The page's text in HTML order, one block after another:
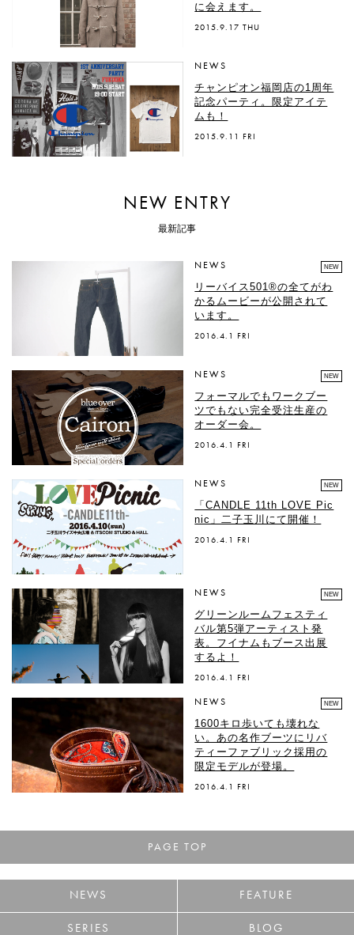
に会えます。
2015.9.17 THU
NEWS
チャンピオン福岡店の1周年
記念パーティ。限定アイテ
ムも！
2015.9.11 FRI
NEW ENTRY
最新記事
NEWS NEW
リーバイス501®の全てがわ
かるムービーが公開されて
います。
2016.4.1 FRI
NEWS NEW
フォーマルでもワークブー
ツでもない完全受注生産の
オーダー会。
2016.4.1 FRI
NEWS NEW
「CANDLE 11th LOVE Pic
nic」二子玉川にて開催！
2016.4.1 FRI
NEWS NEW
グリーンルームフェスティ
バル第5弾アーティスト発
表。フイナムもブース出展
するよ！
2016.4.1 FRI
NEWS NEW
1600キロ歩いても壊れな
い。あの名作ブーツにリバ
ティーファブリック採用の
限定モデルが登場。
2016.4.1 FRI
PAGE TOP
NEWS FEATURE
SERIES BLOG